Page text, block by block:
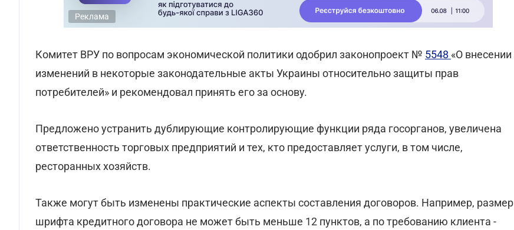
Реклама
Комитет ВРУ по вопросам экономической политики одобрил законопроект № 5548 «О внесении
изменений в некоторые законодательные акты Украины относительно защиты прав
потребителей» и рекомендовал принять его за основу.
Предложено устранить дублирующие контролирующие функции ряда госорганов, увеличена
ответственность торговых предприятий и тех, кто предоставляет услуги, в том числе,
ресторанных хозяйств.
Также могут быть изменены практические аспекты составления договоров. Например, размер
шрифта кредитного договора не может быть меньше 12 пунктов, а по требованию клиента -